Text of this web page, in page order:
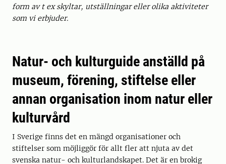
form av t ex skyltar, utställningar eller olika aktiviteter
som vi erbjuder.
Natur- och kulturguide anställd på
museum, förening, stiftelse eller
annan organisation inom natur eller
kulturvård
I Sverige finns det en mängd organisationer och
stiftelser som möjliggör för allt fler att njuta av det
svenska natur- och kulturlandskapet. Det är en brokig